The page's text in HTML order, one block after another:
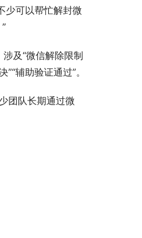
少可以帮忙解封微
及“微信解除限制
辅助验证通过”。
团队长期通过微